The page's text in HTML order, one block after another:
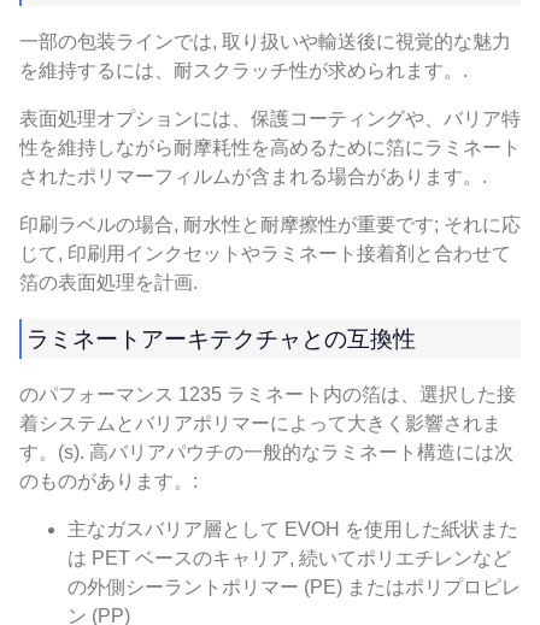
一部の包装ラインでは, 取り扱いや輸送後に視覚的な魅力
を維持するには、耐スクラッチ性が求められます。.
表面処理オプションには、保護コーティングや、バリア特
性を維持しながら耐摩耗性を高めるために箔にラミネート
されたポリマーフィルムが含まれる場合があります。.
印刷ラベルの場合, 耐水性と耐摩擦性が重要です; それに応
じて, 印刷用インクセットやラミネート接着剤と合わせて
箔の表面処理を計画.
ラミネートアーキテクチャとの互換性
のパフォーマンス 1235 ラミネート内の箔は、選択した接
着システムとバリアポリマーによって大きく影響されま
す。(s). 高バリアパウチの一般的なラミネート構造には次
のものがあります。:
主なガスバリア層として EVOH を使用した紙状また
は PET ベースのキャリア, 続いてポリエチレンなど
の外側シーラントポリマー (PE) またはポリプロピレ
ン (PP)